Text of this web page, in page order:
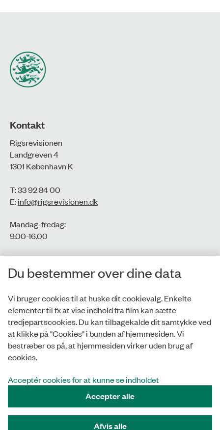
Kontakt
Rigsrevisionen
Landgreven 4
1301 København K
T: 33 92 84 00
E:info@rigsrevisionen.dk
Mandag-fredag:
9.00-16.00​
CVR-nr.: 77806113
EAN-nr.: 5798000016002
Privatlivspolitik
Whistleblowerordning
Tilgængelighedserklæring
Tilmeld nyhedsbrev
Du bestemmer over dine data
Vi bruger cookies til at huske dit cookievalg. Enkelte
elementer til fx at vise indhold fra film kan sætte
tredjepartscookies. Du kan tilbagekalde dit samtykke ved
at klikke på "Cookies" i bunden af hjemmesiden. Vi
bestræber os på, at hjemmesiden virker uden brug af
cookies.
Acceptér cookies for at kunne se indholdet
Accepter alle
Afvis alle